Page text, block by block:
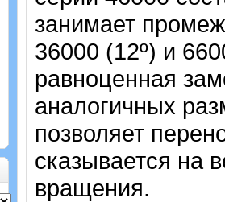
занимает
36000 (12º) и
равноценная
аналогичных
позволяет
сказывается на
вращения.